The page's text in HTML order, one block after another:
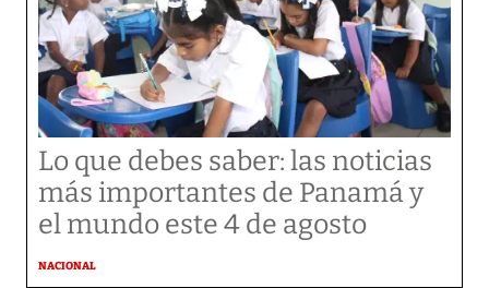
Lo que debes saber: las noticias
más importantes de Panamá y
el mundo este 4 de agosto
NACIONAL